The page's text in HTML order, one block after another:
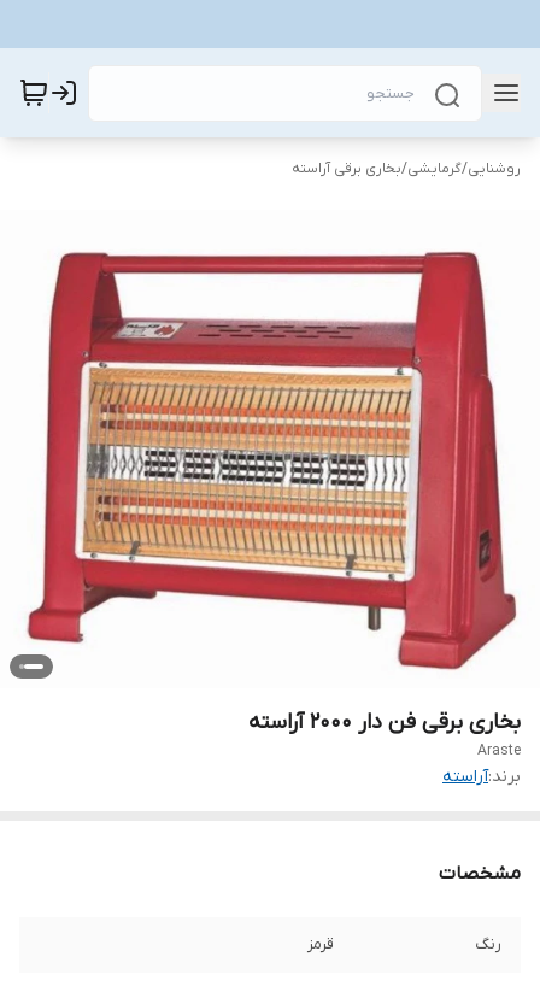
روشنایی/گرمایشی/بخاری برقی آراسته
بخاری برقی فن دار ۲۰۰۰ آراسته
Araste
برند:آراسته
مشخصات
رنگ قرمز